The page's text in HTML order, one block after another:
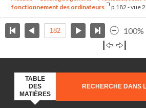
fonctionnement des ordinateurs
p.182 - vue
100%
TABLE
DES
MATIÈRES
RECHERCHE DANS